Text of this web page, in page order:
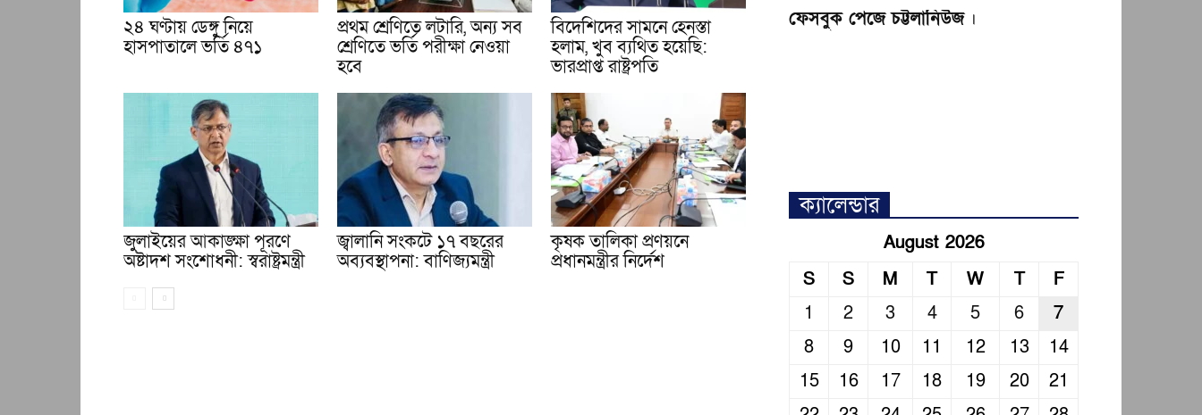
২৪ ঘণ্টায় ডেঙ্গু নিয়ে
হাসপাতালে ভর্তি ৪৭১
প্রথম শ্রেণিতে লটারি, অন্য সব
শ্রেণিতে ভর্তি পরীক্ষা নেওয়া
হবে
বিদেশিদের সামনে হেনস্তা
হলাম, খুব ব্যথিত হয়েছি:
ভারপ্রাপ্ত রাষ্ট্রপতি
জুলাইয়ের আকাঙ্ক্ষা পূরণে
অষ্টাদশ সংশোধনী: স্বরাষ্ট্রমন্ত্রী
জ্বালানি সংকটে ১৭ বছরের
অব্যবস্থাপনা: বাণিজ্যমন্ত্রী
কৃষক তালিকা প্রণয়নে
প্রধানমন্ত্রীর নির্দেশ
ফেসবুক পেজে চট্টলানিউজ ।
ক্যালেন্ডার
August 2026
S
S M T W T
F
1
2 3 4 5 6
7
8
9 10 11 12 13
14
15
16 17 18 19 20
21